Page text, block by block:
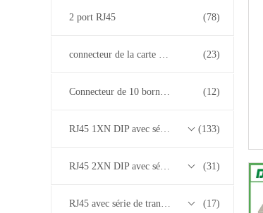
2 port RJ45 (78)
connecteur de la carte PCB rj45 (23)
Connecteur de 10 bornes RJ45 (12)
RJ45 1XN DIP avec série de transformateurs base-T 10/100/1000M (133)
RJ45 2XN DIP avec série de transformateurs base-T 10/100/1000M (31)
RJ45 avec série de transformateurs 2.5G/5G/10G Base-T (17)